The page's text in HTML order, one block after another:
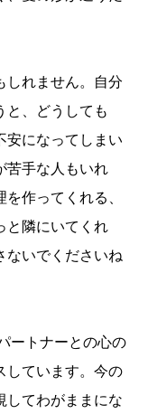
しれません。自分
と、どうしても
安になってしまい
苦手な人もいれ
作ってくれる、
と隣にいてくれ
ないでくださいね
ートナーとの心の
しています。今の
してわがままにな